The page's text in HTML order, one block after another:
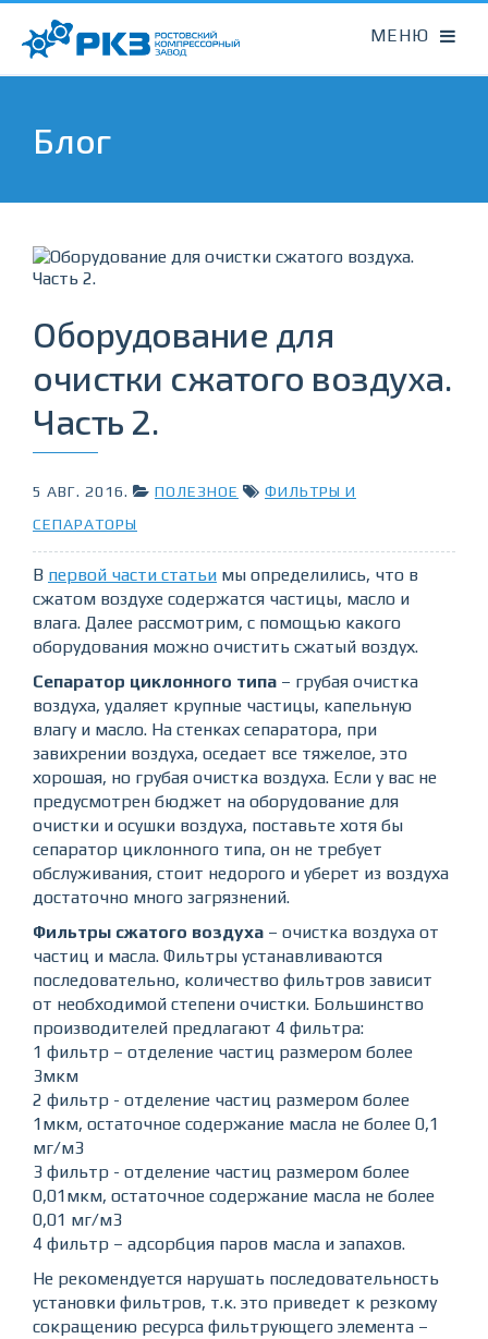
Блог
Оборудование для
очистки сжатого воздуха.
Часть 2.
5 АВГ. 2016. ПОЛЕЗНОЕ
ФИЛЬТРЫ И
СЕПАРАТОРЫ
В первой части статьи мы определились, что в
сжатом воздухе содержатся частицы, масло и
влага. Далее рассмотрим, с помощью какого
оборудования можно очистить сжатый воздух.
Сепаратор циклонного типа – грубая очистка
воздуха, удаляет крупные частицы, капельную
влагу и масло. На стенках сепаратора, при
завихрении воздуха, оседает все тяжелое, это
хорошая, но грубая очистка воздуха. Если у вас не
предусмотрен бюджет на оборудование для
очистки и осушки воздуха, поставьте хотя бы
сепаратор циклонного типа, он не требует
обслуживания, стоит недорого и уберет из воздуха
достаточно много загрязнений.
Фильтры сжатого воздуха – очистка воздуха от
частиц и масла. Фильтры устанавливаются
последовательно, количество фильтров зависит
от необходимой степени очистки. Большинство
производителей предлагают 4 фильтра:
1 фильтр – отделение частиц размером более
3мкм
2 фильтр - отделение частиц размером более
1мкм, остаточное содержание масла не более 0,1
мг/м3
3 фильтр - отделение частиц размером более
0,01мкм, остаточное содержание масла не более
0,01 мг/м3
4 фильтр – адсорбция паров масла и запахов.
Не рекомендуется нарушать последовательность
установки фильтров, т.к. это приведет к резкому
сокращению ресурса фильтрующего элемента –